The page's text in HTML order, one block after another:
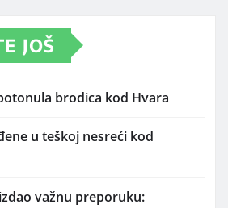
JOŠ
brodica kod Hvara
u teškoj nesreći kod
važnu preporuku: